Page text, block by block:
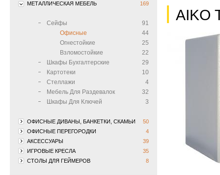
МЕТАЛЛИЧЕСКАЯ МЕБЕЛЬ
169
Сейфы
91
Офисные
44
Огнестойкие
25
Взломостойкие
22
Шкафы Бухгалтерские
29
Картотеки
10
Стеллажи
4
Мебель Для Раздевалок
32
Шкафы Для Ключей
3
ОФИСНЫЕ ДИВАНЫ, БАНКЕТКИ, СКАМЬИ
50
ОФИСНЫЕ ПЕРЕГОРОДКИ
4
АКСЕССУАРЫ
39
ИГРОВЫЕ КРЕСЛА
35
СТОЛЫ ДЛЯ ГЕЙМЕРОВ
8
AIKO